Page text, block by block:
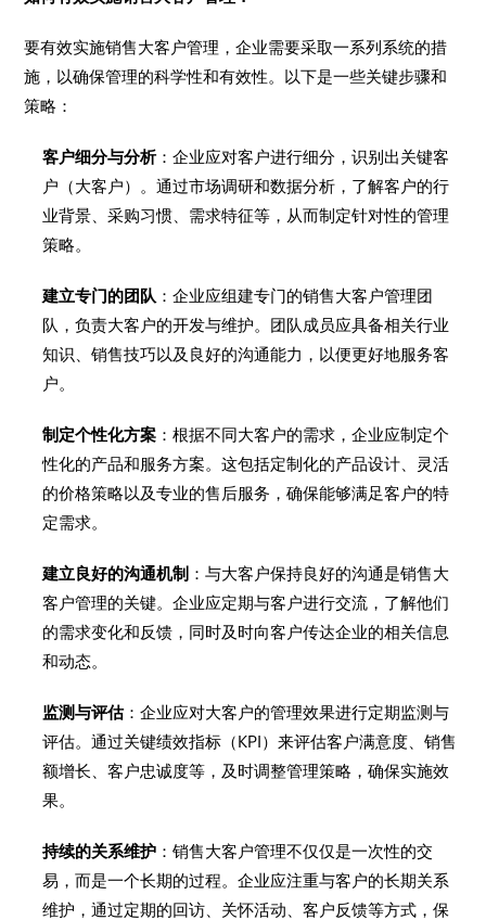
要有效实施销售大客户管理，企业需要采取一系列系统的措
施，以确保管理的科学性和有效性。以下是一些关键步骤和
策略：
客户细分与分析：企业应对客户进行细分，识别出关键客
户（大客户）。通过市场调研和数据分析，了解客户的行
业背景、采购习惯、需求特征等，从而制定针对性的管理
策略。
建立专门的团队 ：企业应组建专门的销售大客户管理团
队，负责大客户的开发与维护。团队成员应具备相关行业
知识、销售技巧以及良好的沟通能力，以便更好地服务客
户。
制定个性化方案 ：根据不同大客户的需求，企业应制定个
性化的产品和服务方案。这包括定制化的产品设计、灵活
的价格策略以及专业的售后服务，确保能够满足客户的特
定需求。
建立良好的沟通机制 ：与大客户保持良好的沟通是销售大
客户管理的关键。企业应定期与客户进行交流，了解他们
的需求变化和反馈，同时及时向客户传达企业的相关信息
和动态。
监测与评估：企业应对大客户的管理效果进行定期监测与
评估。通过关键绩效指标（KPI）来评估客户满意度、销售
额增长、客户忠诚度等，及时调整管理策略，确保实施效
果。
持续的关系维护 ：销售大客户管理不仅仅是一次性的交
易，而是一个长期的过程。企业应注重与客户的长期关系
维护，通过定期的回访、关怀活动、客户反馈等方式，保